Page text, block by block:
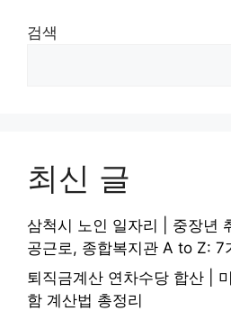
검색
최신 글
삼척시 노인 일자리 | 중장년
공근로, 종합복지관 A to Z: 7
퇴직금계산 연차수당 합산 |
함 계산법 총정리